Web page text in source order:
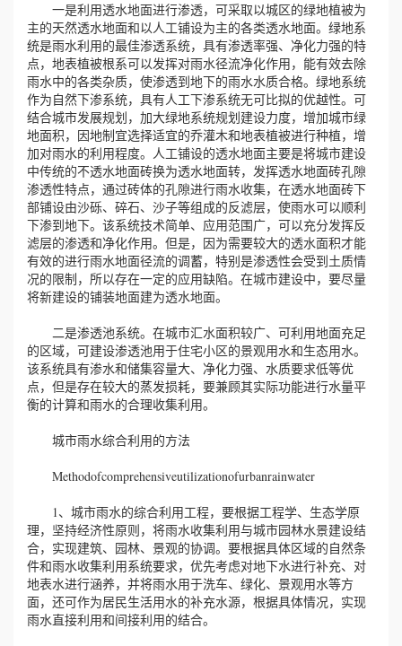
讯
荣
誉
资
联
系
一是利用透水地面进行渗透，可采取以城区的绿地植被为
主的天然透水地面和以人工铺设为主的各类透水地面。绿地系
统是雨水利用的最佳渗透系统，具有渗透率强、净化力强的特
点，地表植被根系可以发挥对雨水径流净化作用，能有效去除
雨水中的各类杂质，使渗透到地下的雨水水质合格。绿地系统
作为自然下渗系统，具有人工下渗系统无可比拟的优越性。可
结合城市发展规划，加大绿地系统规划建设力度，增加城市绿
地面积，因地制宜选择适宜的乔灌木和地表植被进行种植，增
加对雨水的利用程度。人工铺设的透水地面主要是将城市建设
中传统的不透水地面砖换为透水地面转，发挥透水地面砖孔隙
渗透性特点，通过砖体的孔隙进行雨水收集，在透水地面砖下
部铺设由沙砾、碎石、沙子等组成的反滤层，使雨水可以顺利
下渗到地下。该系统技术简单、应用范围广，可以充分发挥反
滤层的渗透和净化作用。但是，因为需要较大的透水面积才能
有效的进行雨水地面径流的调蓄，特别是渗透性会受到土质情
况的限制，所以存在一定的应用缺陷。在城市建设中，要尽量
将新建设的铺装地面建为透水地面。
二是渗透池系统。在城市汇水面积较广、可利用地面充足
的区域，可建设渗透池用于住宅小区的景观用水和生态用水。
该系统具有渗水和储集容量大、净化力强、水质要求低等优
点，但是存在较大的蒸发损耗，要兼顾其实际功能进行水量平
衡的计算和雨水的合理收集利用。
城市雨水综合利用的方法
Methodofcomprehensiveutilizationofurbanrainwater
1、城市雨水的综合利用工程，要根据工程学、生态学原
理，坚持经济性原则，将雨水收集利用与城市园林水景建设结
合，实现建筑、园林、景观的协调。要根据具体区域的自然条
件和雨水收集利用系统要求，优先考虑对地下水进行补充、对
地表水进行涵养，并将雨水用于洗车、绿化、景观用水等方
面，还可作为居民生活用水的补充水源，根据具体情况，实现
雨水直接利用和间接利用的结合。